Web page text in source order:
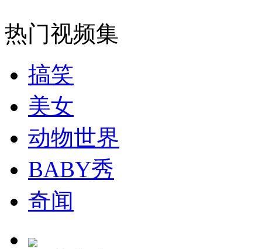
安徽一实载49人客车翻车
消防员救轻生者 花炮节热闹非凡
纽约上演“枕头大战”
司机酒驾遇交警 急速倒车逃窜
热门视频集
搞笑
美女
动物世界
BABY秀
奇闻